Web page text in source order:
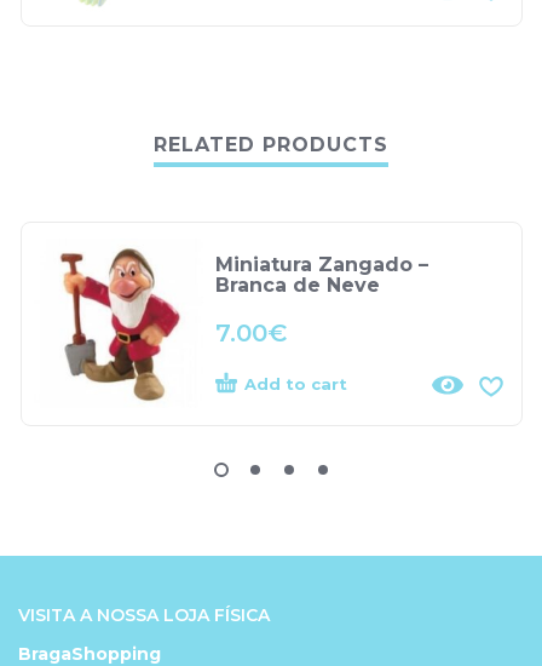
RELATED PRODUCTS
Miniatura Zangado –
Branca de Neve
7.00€
Add to cart
VISITA A NOSSA LOJA FÍSICA
BragaShopping